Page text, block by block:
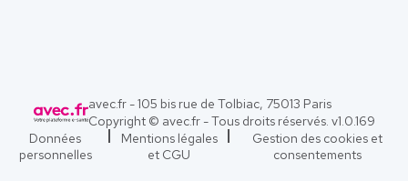
avec.fr - 105 bis rue de Tolbiac, 75013 Paris
Copyright © avec.fr - Tous droits réservés. v1.0.169
Données
personnelles
Mentions légales
et CGU
Gestion des cookies et
consentements